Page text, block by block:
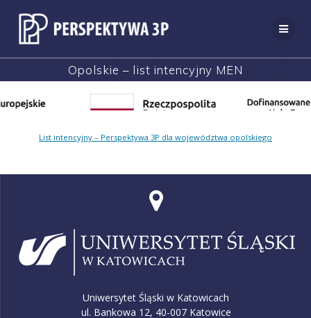
do
treści
Opolskie – list intencyjny MEN
List intencyjny – Perspektywa 3P dla województwa opolskiego
Uniwersytet Śląski w Katowicach
ul. Bankowa 12, 40-007 Katowice